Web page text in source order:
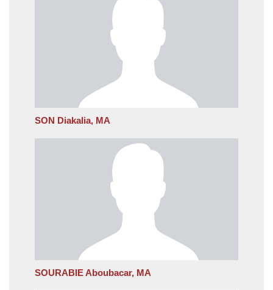
SON Diakalia, MA
SOURABIE Aboubacar, MA